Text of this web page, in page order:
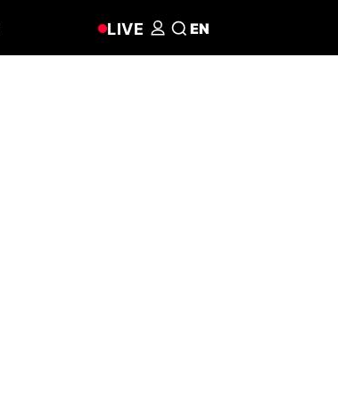
LIVE EN